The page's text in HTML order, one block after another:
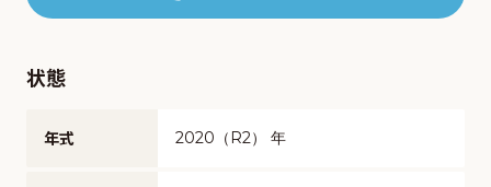
状態
年式 2020（R2） 年